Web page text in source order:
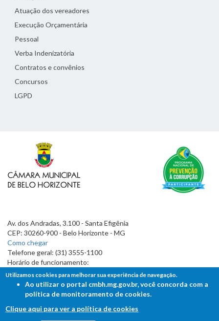
Atuação dos vereadores
Execução Orçamentária
Pessoal
Verba Indenizatória
Contratos e convênios
Concursos
LGPD
Av. dos Andradas, 3.100 - Santa Efigênia
CEP: 30260-900 - Belo Horizonte - MG
Como chegar
Telefone geral: (31) 3555-1100
Horário de funcionamento:
7h às 19h
Utilizamos cookies para melhorar sua experiência de navegação.
Ao utilizar o portal cmbh.mg.gov.br, você concorda com a
política de monitoramento de cookies.
Clique aqui para ver a política de cookies